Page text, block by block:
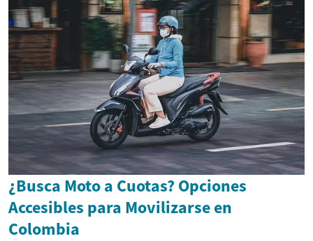
¿Busca Moto a Cuotas? Opciones
Accesibles para Movilizarse en
Colombia